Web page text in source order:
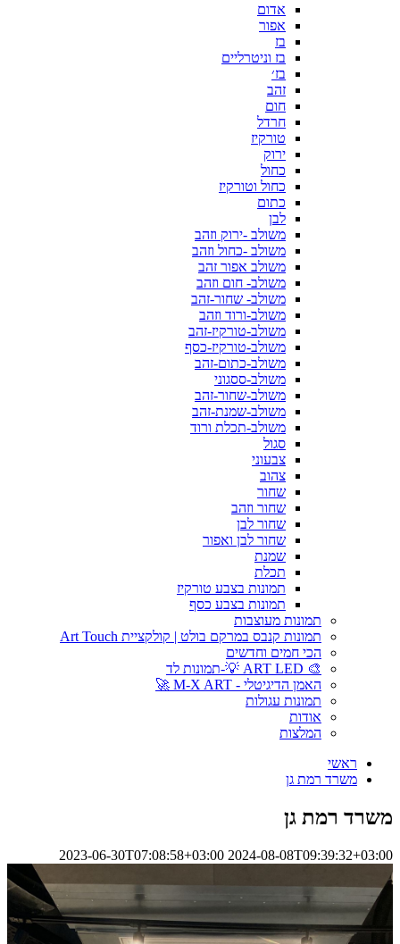
אדום
אפור
בז
בז וניטרליים
בז׳
זהב
חום
חרדל
טורקיז
ירוק
כחול
כחול וטורקיז
כתום
לבן
משולב -ירוק וזהב
משולב -כחול וזהב
משולב אפור זהב
משולב- חום וזהב
משולב- שחור-זהב
משולב-ורוד וזהב
משולב-טורקיז-זהב
משולב-טורקיז-כסף
משולב-כתום-זהב
משולב-ססגוני
משולב-שחור-זהב
משולב-שמנת-זהב
משולב-תכלת ורוד
סגול
צבעוני
צהוב
שחור
שחור וזהב
שחור לבן
שחור לבן ואפור
שמנת
תכלת
תמונות בצבע טורקיז
תמונות בצבע כסף
תמונות מעוצבות
תמונות קנבס במרקם בולט | קולקציית Art Touch
הכי חמים וחדשים
🎨 ART LED 💡-תמונות לד
האמן הדיגיטלי - M-X ART 🚀
תמונות עגולות
אודות
המלצות
ראשי
משרד רמת גן
משרד רמת גן
2023-06-30T07:08:58+03:00 2024-08-08T09:39:32+03:00